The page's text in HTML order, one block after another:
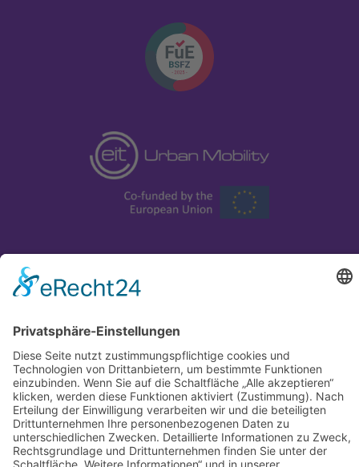
© LADE GMBH |Datenschutzerklärung|AGB
Impressum